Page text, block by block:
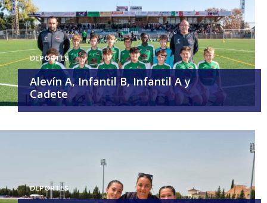
DEPORTES
Alevín A, Infantil B, Infantil A y
Cadete
DEPORTES